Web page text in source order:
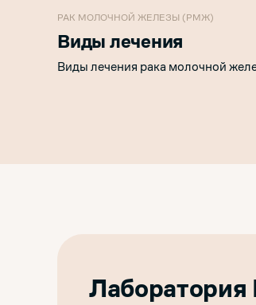
РАК МОЛОЧНОЙ ЖЕЛЕЗЫ (РМЖ)
Виды лечения
Виды лечения рака молочной